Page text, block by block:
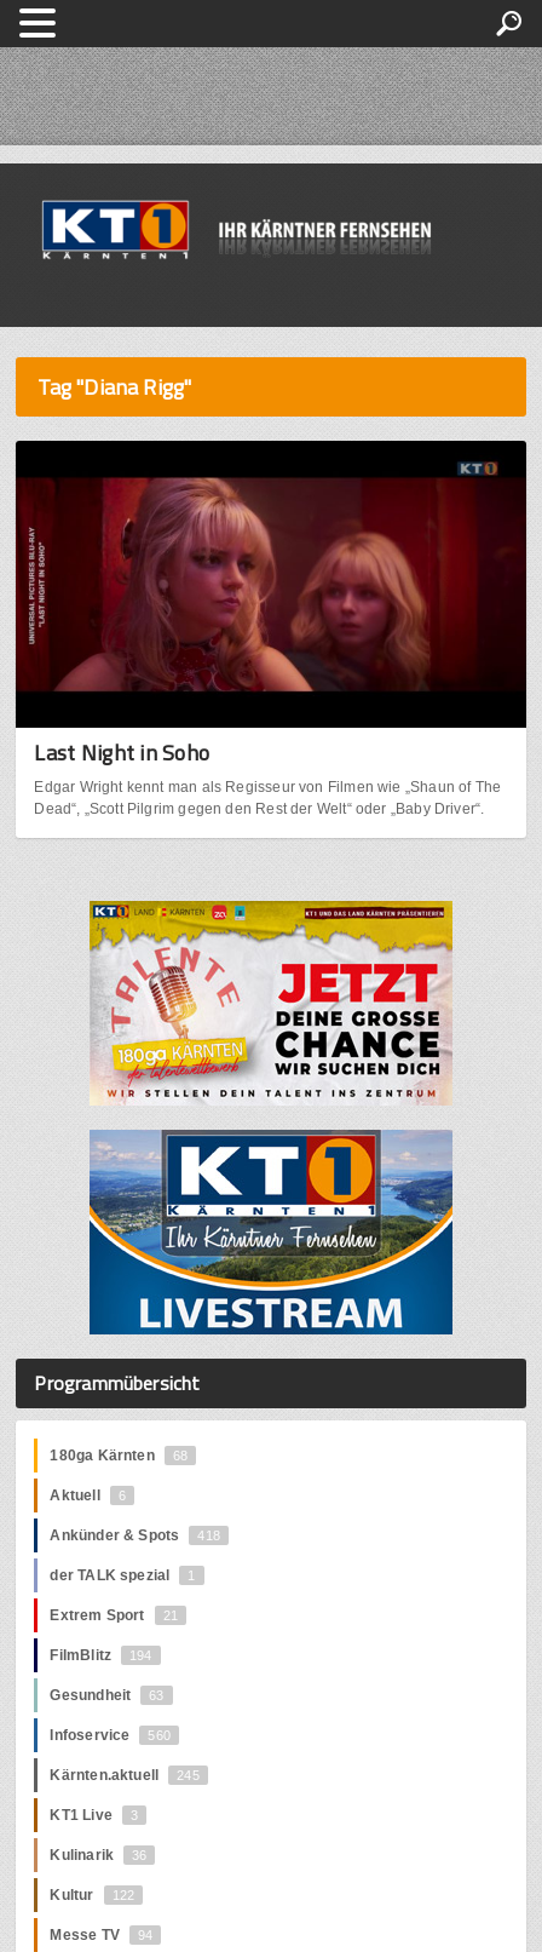
Tag "Diana Rigg"
Last Night in Soho
Edgar Wright kennt man als Regisseur von Filmen wie „Shaun of The
Dead“, „Scott Pilgrim gegen den Rest der Welt“ oder „Baby Driver“.
Programmübersicht
180ga Kärnten 68
Aktuell 6
Ankünder & Spots 418
der TALK spezial 1
Extrem Sport 21
FilmBlitz 194
Gesundheit 63
Infoservice 560
Kärnten.aktuell 245
KT1 Live 3
Kulinarik 36
Kultur 122
Messe TV 94